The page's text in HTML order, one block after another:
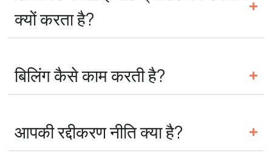
क्यों करता है?
बिलिंग कैसे काम करती है?
आपकी रद्दीकरण नीति क्या है?